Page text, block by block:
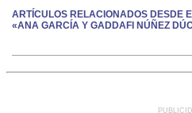
ARTÍCULOS RELACIONADOS DESDE
«ANA GARCÍA Y GADDAFI NÚÑEZ